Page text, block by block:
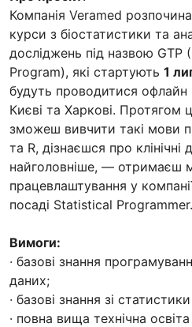
Компанія Veramed
курси з біостатистики та
досліджень під назвою GTP
Program), які стартують 1
будуть проводитися офлайн
Києві та Харкові. Протягом
зможеш вивчити такі мови
та R, дізнаєшся про клінічні
найголовніше, — отримаєш
працевлаштування у
посаді Statistical Programmer.
Вимоги:
· базові знання
даних;
· базові знання зі
· повна вища технічна